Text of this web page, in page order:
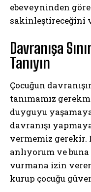
ebeveyninden
sakinleştireceğini
Davranışa
Tanıyın
Çocuğun
tanımamız
duyguyu
davranışı
vermemiz gerekir.
anlıyorum ve
vurmana izin
kurup çocuğu